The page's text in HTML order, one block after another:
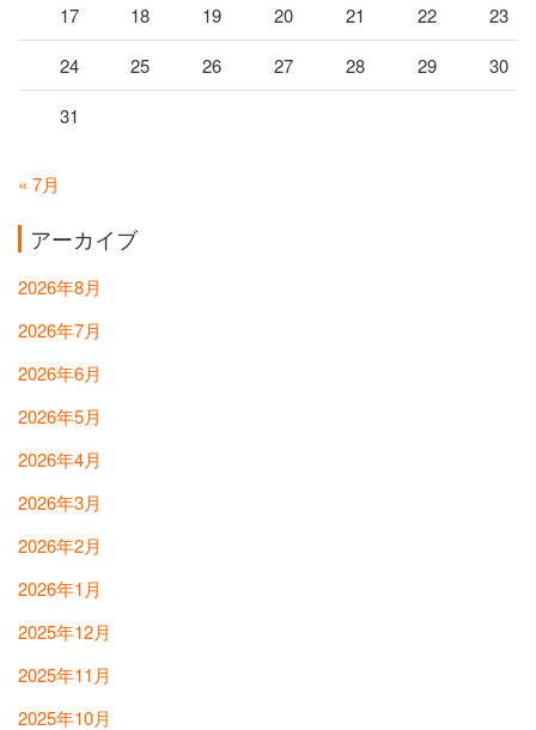
17
18 19 20 21 22
23
24
25 26 27 28 29
30
31
« 7月
アーカイブ
2026年8月
2026年7月
2026年6月
2026年5月
2026年4月
2026年3月
2026年2月
2026年1月
2025年12月
2025年11月
2025年10月